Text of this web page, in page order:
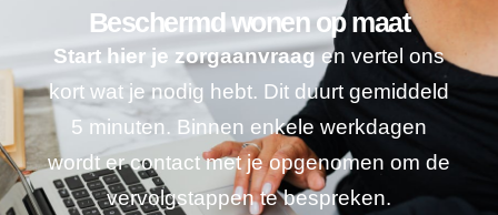
Beschermd wonen op maat
Start hier je zorgaanvraagen vertel ons
kort wat je nodig hebt. Dit duurt gemiddeld
5 minuten. Binnen enkele werkdagen
wordt er contact met je opgenomen om de
vervolgstappen te bespreken.